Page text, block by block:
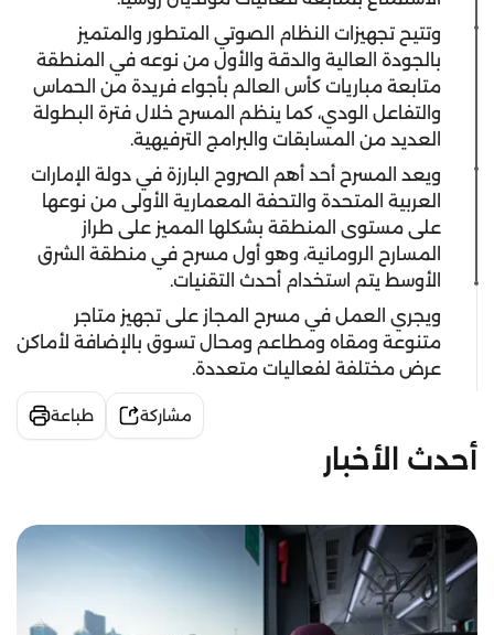
وتتيح تجهيزات النظام الصوتي المتطور والمتميز
بالجودة العالية والدقة والأول من نوعه في المنطقة
متابعة مباريات كأس العالم بأجواء فريدة من الحماس
والتفاعل الودي، كما ينظم المسرح خلال فترة البطولة
العديد من المسابقات والبرامج الترفيهية.
ويعد المسرح أحد أهم الصروح البارزة في دولة الإمارات
العربية المتحدة والتحفة المعمارية الأولى من نوعها
على مستوى المنطقة بشكلها المميز على طراز
المسارح الرومانية، وهو أول مسرح في منطقة الشرق
الأوسط يتم استخدام أحدث التقنيات.
ويجري العمل في مسرح المجاز على تجهيز متاجر
متنوعة ومقاه ومطاعم ومحال تسوق بالإضافة لأماكن
عرض مختلفة لفعاليات متعددة.
مشاركة طباعة
أحدث الأخبار